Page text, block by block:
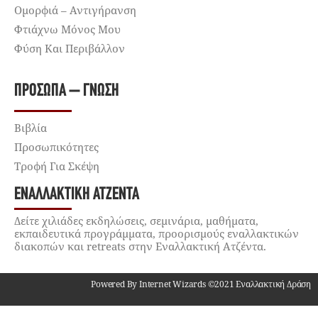
Ομορφιά – Αντιγήρανση
Φτιάχνω Μόνος Μου
Φύση Και Περιβάλλον
ΠΡΌΣΩΠΑ – ΓΝΏΣΗ
Βιβλία
Προσωπικότητες
Τροφή Για Σκέψη
ΕΝΑΛΛΑΚΤΙΚΉ ΑΤΖΈΝΤΑ
Δείτε χιλιάδες εκδηλώσεις, σεμινάρια, μαθήματα,
εκπαιδευτικά προγράμματα, προορισμούς εναλλακτικών
διακοπών και retreats στην Εναλλακτική Ατζέντα.
Powered By Internet Wizards ©2021 Εναλλακτική Δράση